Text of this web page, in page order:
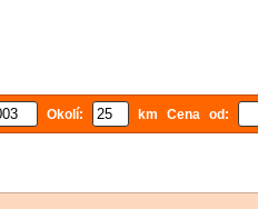
Okolí: km Cena od: